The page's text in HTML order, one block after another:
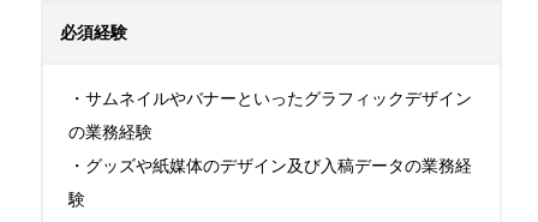
必須経験
・サムネイルやバナーといったグラフィックデザイン
の業務経験
・グッズや紙媒体のデザイン及び入稿データの業務経
験